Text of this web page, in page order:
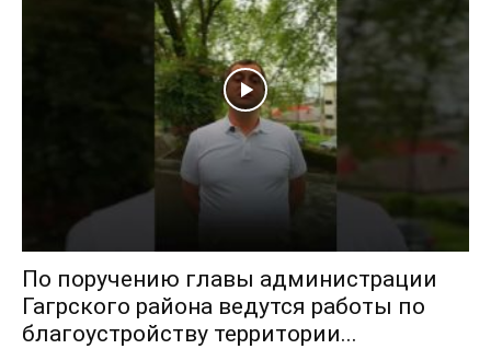
По поручению главы администрации
Гагрского района ведутся работы по
благоустройству территории...